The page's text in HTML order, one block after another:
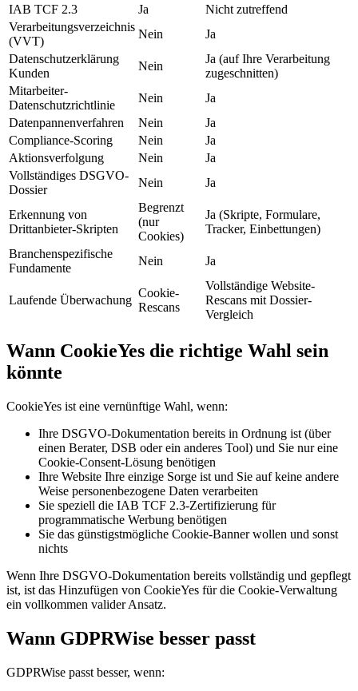
IAB TCF 2.3
Ja
Nicht zutreffend
Verarbeitungsverzeichnis
(VVT)
Nein
Ja
Datenschutzerklärung
Kunden
Nein
Ja (auf Ihre Verarbeitung
zugeschnitten)
Mitarbeiter-
Datenschutzrichtlinie
Nein
Ja
Datenpannenverfahren
Nein
Ja
Compliance-Scoring
Nein
Ja
Aktionsverfolgung
Nein
Ja
Vollständiges DSGVO-
Dossier
Nein Ja
Erkennung von
Drittanbieter-Skripten
Begrenzt
(nur
Cookies)
Ja (Skripte, Formulare,
Tracker, Einbettungen)
Branchenspezifische
Fundamente
Nein Ja
Laufende Überwachung
Cookie-
Rescans
Vollständige Website-
Rescans mit Dossier-
Vergleich
Wann CookieYes die richtige Wahl sein
könnte
CookieYes ist eine vernünftige Wahl, wenn:
Ihre DSGVO-Dokumentation bereits in Ordnung ist (über
einen Berater, DSB oder ein anderes Tool) und Sie nur eine
Cookie-Consent-Lösung benötigen
Ihre Website Ihre einzige Sorge ist und Sie auf keine andere
Weise personenbezogene Daten verarbeiten
Sie speziell die IAB TCF 2.3-Zertifizierung für
programmatische Werbung benötigen
Sie das günstigstmögliche Cookie-Banner wollen und sonst
nichts
Wenn Ihre DSGVO-Dokumentation bereits vollständig und gepflegt
ist, ist das Hinzufügen von CookieYes für die Cookie-Verwaltung
ein vollkommen valider Ansatz.
Wann GDPRWise besser passt
GDPRWise passt besser, wenn: